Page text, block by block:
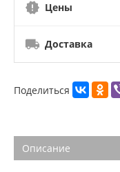
Цены
Доставка
Поделиться
Описание